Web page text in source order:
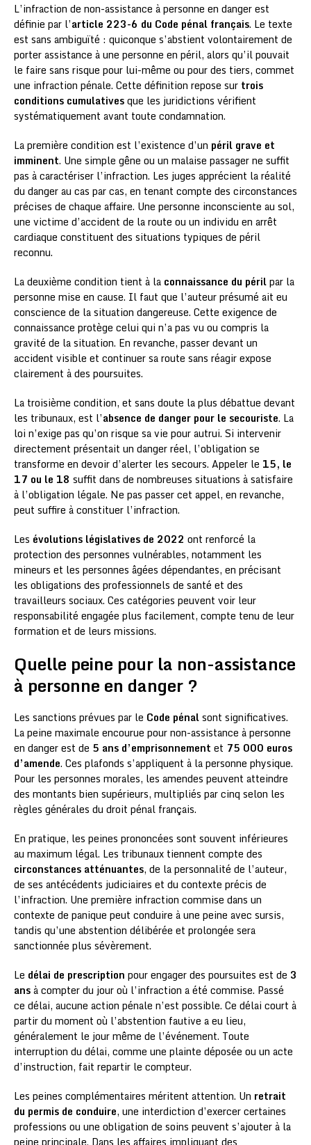
L’infraction de non-assistance à personne en danger est
définie par l’article 223-6 du Code pénal français. Le texte
est sans ambiguïté : quiconque s’abstient volontairement de
porter assistance à une personne en péril, alors qu’il pouvait
le faire sans risque pour lui-même ou pour des tiers, commet
une infraction pénale. Cette définition repose sur trois
conditions cumulativesque les juridictions vérifient
systématiquement avant toute condamnation.
La première condition est l’existence d’un péril grave et
imminent. Une simple gêne ou un malaise passager ne suffit
pas à caractériser l’infraction. Les juges apprécient la réalité
du danger au cas par cas, en tenant compte des circonstances
précises de chaque affaire. Une personne inconsciente au sol,
une victime d’accident de la route ou un individu en arrêt
cardiaque constituent des situations typiques de péril
reconnu.
La deuxième condition tient à la connaissance du périlpar la
personne mise en cause. Il faut que l’auteur présumé ait eu
conscience de la situation dangereuse. Cette exigence de
connaissance protège celui qui n’a pas vu ou compris la
gravité de la situation. En revanche, passer devant un
accident visible et continuer sa route sans réagir expose
clairement à des poursuites.
La troisième condition, et sans doute la plus débattue devant
les tribunaux, est l’absence de danger pour le secouriste. La
loi n’exige pas qu’on risque sa vie pour autrui. Si intervenir
directement présentait un danger réel, l’obligation se
transforme en devoir d’alerter les secours. Appeler le 15, le
17 ou le 18 suffit dans de nombreuses situations à satisfaire
à l’obligation légale. Ne pas passer cet appel, en revanche,
peut suffire à constituer l’infraction.
Les évolutions législatives de 2022 ont renforcé la
protection des personnes vulnérables, notamment les
mineurs et les personnes âgées dépendantes, en précisant
les obligations des professionnels de santé et des
travailleurs sociaux. Ces catégories peuvent voir leur
responsabilité engagée plus facilement, compte tenu de leur
formation et de leurs missions.
Quelle peine pour la non-assistance
à personne en danger ?
Les sanctions prévues par le Code pénalsont significatives.
La peine maximale encourue pour non-assistance à personne
en danger est de 5 ans d’emprisonnement et 75 000 euros
d’amende. Ces plafonds s’appliquent à la personne physique.
Pour les personnes morales, les amendes peuvent atteindre
des montants bien supérieurs, multipliés par cinq selon les
règles générales du droit pénal français.
En pratique, les peines prononcées sont souvent inférieures
au maximum légal. Les tribunaux tiennent compte des
circonstances atténuantes, de la personnalité de l’auteur,
de ses antécédents judiciaires et du contexte précis de
l’infraction. Une première infraction commise dans un
contexte de panique peut conduire à une peine avec sursis,
tandis qu’une abstention délibérée et prolongée sera
sanctionnée plus sévèrement.
Le délai de prescription pour engager des poursuites est de 3
ansà compter du jour où l’infraction a été commise. Passé
ce délai, aucune action pénale n’est possible. Ce délai court à
partir du moment où l’abstention fautive a eu lieu,
généralement le jour même de l’événement. Toute
interruption du délai, comme une plainte déposée ou un acte
d’instruction, fait repartir le compteur.
Les peines complémentaires méritent attention. Un retrait
du permis de conduire, une interdiction d’exercer certaines
professions ou une obligation de soins peuvent s’ajouter à la